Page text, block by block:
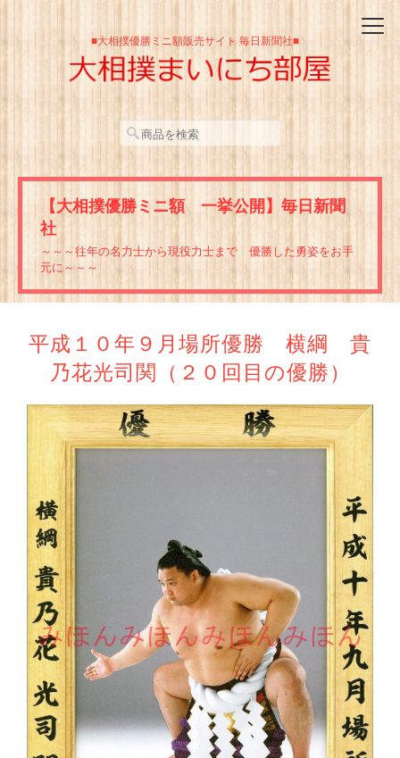
■大相撲優勝ミニ額販売サイト 毎日新聞社■
【大相撲優勝ミニ額 一挙公開】毎日新聞
社
～～～往年の名力士から現役力士まで 優勝した勇姿をお手
元に～～～
平成１０年９月場所優勝 横綱 貴
乃花光司関（２０回目の優勝）